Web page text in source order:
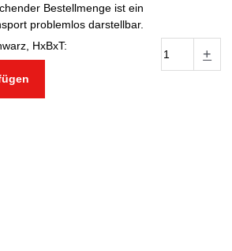
Bestellmenge ist ein
problemlos darstellbar.
HxBxT:
+